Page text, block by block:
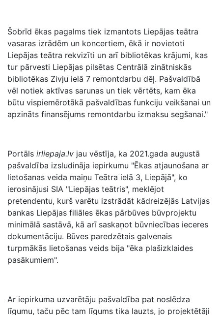
Šobrīd ēkas pagalms tiek izmantots Liepājas teātra
vasaras izrādēm un koncertiem, ēkā ir novietoti
Liepājas teātra rekvizīti un arī bibliotēkas krājumi, kas
tur pārvesti Liepājas pilsētas Centrālā zinātniskās
bibliotēkas Zivju ielā 7 remontdarbu dēļ. Pašvaldībā
vēl notiek aktīvas sarunas un tiek vērtēts, kam ēka
būtu vispiemērotākā pašvaldības funkciju veikšanai un
apzināts finansējums remontdarbu izmaksu segšanai."
Portāls irliepaja.lv jau vēstīja, ka 2021.gada augustā
pašvaldība izsludināja iepirkumu "Ēkas atjaunošana ar
lietošanas veida maiņu Teātra ielā 3, Liepājā", ko
ierosinājusi SIA "Liepājas teātris", meklējot
pretendentu, kurš varētu izstrādāt kādreizējās Latvijas
bankas Liepājas filiāles ēkas pārbūves būvprojektu
minimālā sastāvā, kā arī saskaņot būvniecības ieceres
dokumentāciju. Būves paredzētais galvenais
turpmākās lietošanas veids bija "ēka plašizklaides
pasākumiem".
Ar iepirkuma uzvarētāju pašvaldība pat noslēdza
līgumu, taču pēc tam līgums tika lauzts, jo projektētāji